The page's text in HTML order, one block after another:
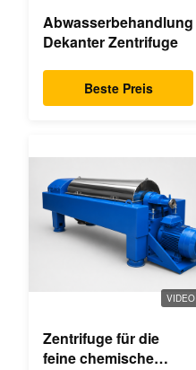
Abwasserbehandlung
Dekanter Zentrifuge
Beste Preis
VIDEO
Zentrifuge für die
feine chemische